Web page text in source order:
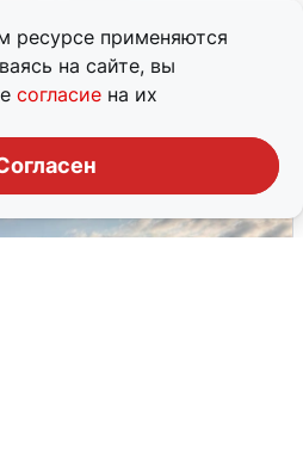
ресурсе применяются
на сайте, вы
согласие на их
отключений